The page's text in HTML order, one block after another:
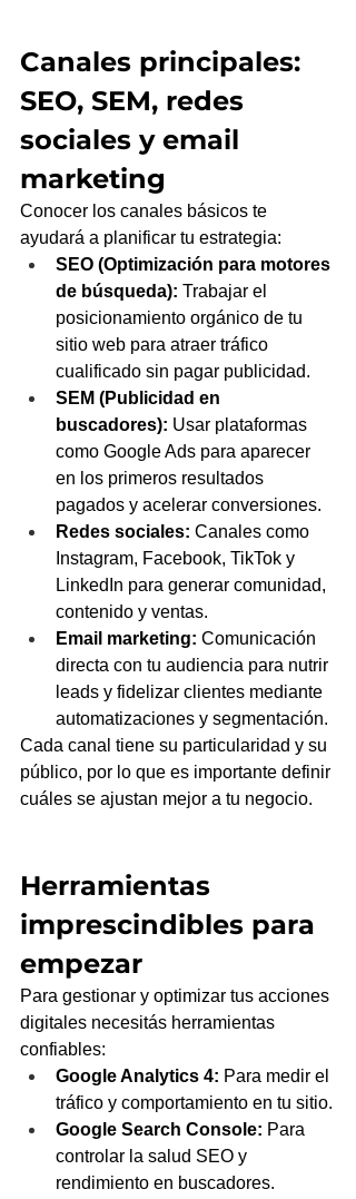
Canales principales:
SEO, SEM, redes
sociales y email
marketing
Conocer los canales básicos te
ayudará a planificar tu estrategia:
SEO (Optimización para motores
de búsqueda): Trabajar el
posicionamiento orgánico de tu
sitio web para atraer tráfico
cualificado sin pagar publicidad.
SEM (Publicidad en
buscadores): Usar plataformas
como Google Ads para aparecer
en los primeros resultados
pagados y acelerar conversiones.
Redes sociales: Canales como
Instagram, Facebook, TikTok y
LinkedIn para generar comunidad,
contenido y ventas.
Email marketing: Comunicación
directa con tu audiencia para nutrir
leads y fidelizar clientes mediante
automatizaciones y segmentación.
Cada canal tiene su particularidad y su
público, por lo que es importante definir
cuáles se ajustan mejor a tu negocio.
Herramientas
imprescindibles para
empezar
Para gestionar y optimizar tus acciones
digitales necesitás herramientas
confiables:
Google Analytics 4: Para medir el
tráfico y comportamiento en tu sitio.
Google Search Console: Para
controlar la salud SEO y
rendimiento en buscadores.